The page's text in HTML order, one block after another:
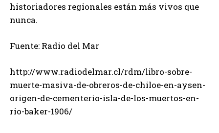
historiadores regionales están más vivos que
nunca.
Fuente: Radio del Mar
http://www.radiodelmar.cl/rdm/libro-sobre-
muerte-masiva-de-obreros-de-chiloe-en-aysen-
origen-de-cementerio-isla-de-los-muertos-en-
rio-baker-1906/